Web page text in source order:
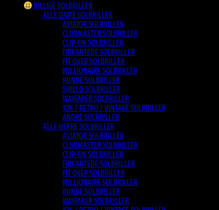
BILLIGE SOLBRILLER
ALLE DAME SOLBRILLER
AVIATOR SOLBRILLER
CLUBMASTER SOLBRILLER
CLIP-ON SOLBRILLER
FIRKANTEDE SOLBRILLER
FIT OVER SOLBRILLER
MILLIONAIRE SOLBRILLER
RUNDE SOLBRILLER
SHIELD SOLBRILLER
WAYFARER SOLBRILLER
Y2K / RETRO / VINTAGE SOLBRILLER
ANDRE SOLBRILLER
ALLE HERRE SOLBRILLER
AVIATOR SOLBRILLER
CLUBMASTER SOLBRILLER
CLIP-ON SOLBRILLER
FIRKANTEDE SOLBRILLER
FIT OVER SOLBRILLER
MILLIONAIRE SOLBRILLER
RUNDE SOLBRILLER
WAYFARER SOLBRILLER